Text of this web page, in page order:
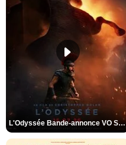
L'Odyssée Bande-annonce VO STFR